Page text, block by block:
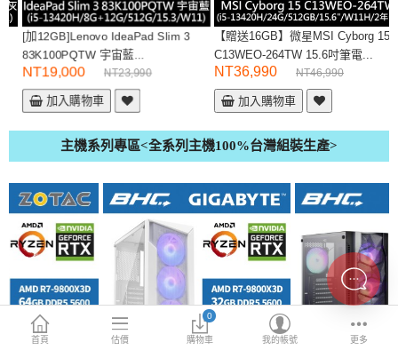
2.5 SSD
M.2 SSD
內接式硬碟
外接隨身碟
首頁 估價
0
購物車 我的帳號 更多
[加12GB]Lenovo IdeaPad Slim 3
83K100PQTW 宇宙藍...
NT19,000 NT23,990
加入購物車
【贈送16GB】微星MSI Cyborg 15
C13WEO-264TW 15.6吋筆電...
NT36,990 NT46,990
加入購物車
主機系列專區<全系列主機100%台灣組裝生產>